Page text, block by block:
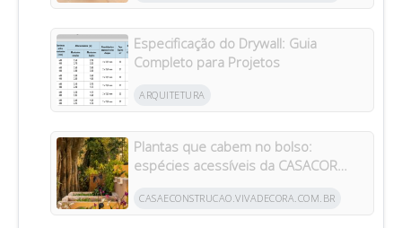
Especificação do Drywall: Guia
Completo para Projetos
ARQUITETURA
Plantas que cabem no bolso:
espécies acessíveis da CASACOR
CASAECONSTRUCAO.VIVADECORA.COM.BR